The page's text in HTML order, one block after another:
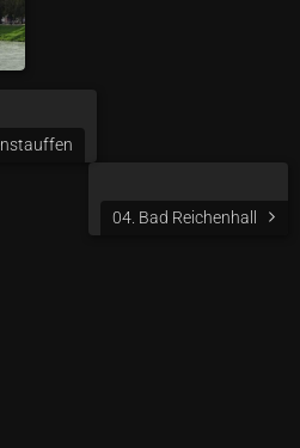
04. Bad Reichenhall